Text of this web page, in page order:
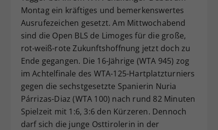
Montag ein kräftiges und bemerkenswertes
Ausrufezeichen gesetzt. Am Mittwochabend
sind die Open BLS de Limoges für die große,
rot-weiß-rote Zukunftshoffnung jetzt doch zu
Ende gegangen. Die 16-Jährige (WTA 945) zog
im Achtelfinale des WTA-125-Hartplatzturniers
gegen die sechstgesetzte Spanierin Nuria
Párrizas-Diaz (WTA 100) nach rund 82 Minuten
Spielzeit mit 1:6, 3:6 den Kürzeren. Dennoch
darf sich die junge Osttirolerin in der
Zweck
Dieser Wert speichert Ihre Consent-
Einstellungen. Unter anderem eine
zufällig generierte ID, für die
historische Speicherung Ihrer
vorgenommen Einstellungen, falls der
Webseiten-Betreiber dies eingestellt
hat.